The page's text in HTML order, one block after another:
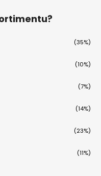
(35%)
(10%)
(7%)
(14%)
(23%)
(11%)